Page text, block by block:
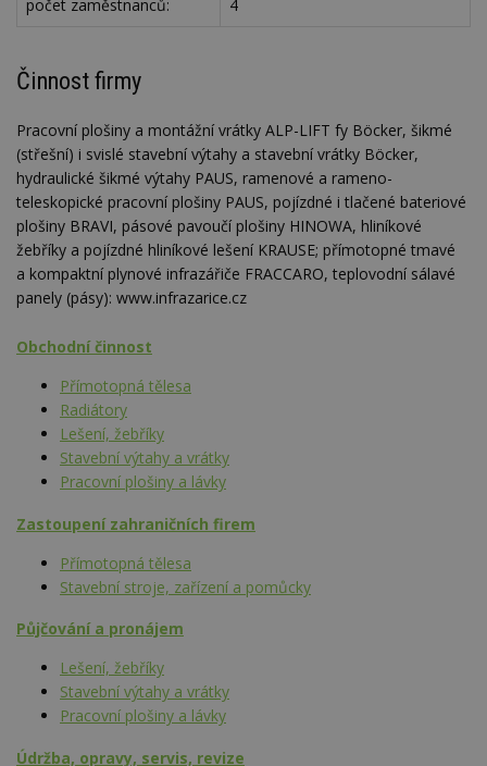
počet zaměstnanců: 4
Činnost firmy
Pracovní plošiny a montážní vrátky ALP-LIFT fy Böcker, šikmé
(střešní) i svislé stavební výtahy a stavební vrátky Böcker,
hydraulické šikmé výtahy PAUS, ramenové a rameno-
teleskopické pracovní plošiny PAUS, pojízdné i tlačené bateriové
plošiny BRAVI, pásové pavoučí plošiny HINOWA, hliníkové
žebříky a pojízdné hliníkové lešení KRAUSE; přímotopné tmavé
a kompaktní plynové infrazářiče FRACCARO, teplovodní sálavé
panely (pásy): www.infrazarice.cz
Obchodní činnost
Přímotopná tělesa
Radiátory
Lešení, žebříky
Stavební výtahy a vrátky
Pracovní plošiny a lávky
Zastoupení zahraničních firem
Přímotopná tělesa
Stavební stroje, zařízení a pomůcky
Půjčování a pronájem
Lešení, žebříky
Stavební výtahy a vrátky
Pracovní plošiny a lávky
Údržba, opravy, servis, revize